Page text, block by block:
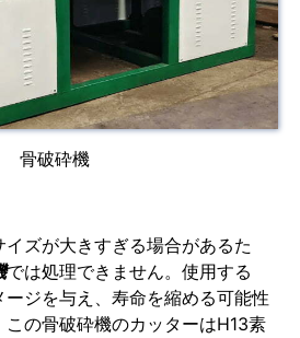
骨破砕機
ズが大きすぎる場合があるた
では処理できません。使用する
ジを与え、寿命を縮める可能性
の骨破砕機のカッターはH13素